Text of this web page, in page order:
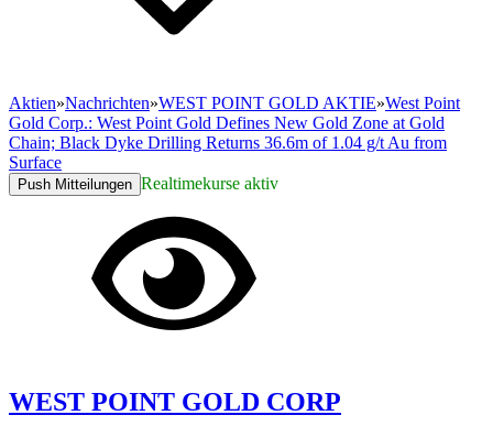
Aktien»Nachrichten»WEST POINT GOLD AKTIE»West Point
Gold Corp.: West Point Gold Defines New Gold Zone at Gold
Chain; Black Dyke Drilling Returns 36.6m of 1.04 g/t Au from
Surface
Push Mitteilungen Realtimekurse aktiv
WEST POINT GOLD CORP